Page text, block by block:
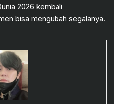
2026 kembali
bisa mengubah segalanya.